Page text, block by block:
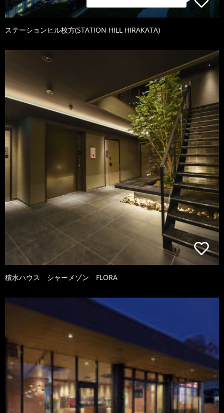
ステーションヒル枚方(STATION HILL HIRAKATA)
積水ハウス シャーメゾン FLORA